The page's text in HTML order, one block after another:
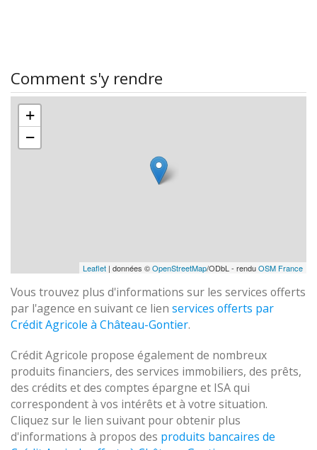
Comment s'y rendre
+
−
Leaflet | données ©OpenStreetMap/ODbL - renduOSM France
Vous trouvez plus d'informations sur les services offerts
par l'agence en suivant ce lien services offerts par
Crédit Agricole à Château-Gontier.
Crédit Agricole propose également de nombreux
produits financiers, des services immobiliers, des prêts,
des crédits et des comptes épargne et ISA qui
correspondent à vos intérêts et à votre situation.
Cliquez sur le lien suivant pour obtenir plus
d'informations à propos des produits bancaires de